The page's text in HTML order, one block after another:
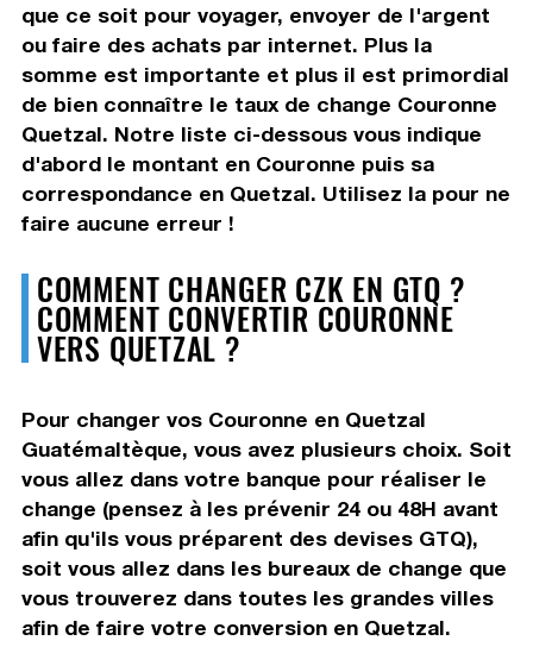
que ce soit pour voyager, envoyer de l'argent
ou faire des achats par internet. Plus la
somme est importante et plus il est primordial
de bien connaître le taux de change Couronne
Quetzal. Notre liste ci-dessous vous indique
d'abord le montant en Couronne puis sa
correspondance en Quetzal. Utilisez la pour ne
faire aucune erreur !
COMMENT CHANGER CZK EN GTQ ?
COMMENT CONVERTIR COURONNE
VERS QUETZAL ?
Pour changer vos Couronne en Quetzal
Guatémaltèque, vous avez plusieurs choix. Soit
vous allez dans votre banque pour réaliser le
change (pensez à les prévenir 24 ou 48H avant
afin qu'ils vous préparent des devises GTQ),
soit vous allez dans les bureaux de change que
vous trouverez dans toutes les grandes villes
afin de faire votre conversion en Quetzal.